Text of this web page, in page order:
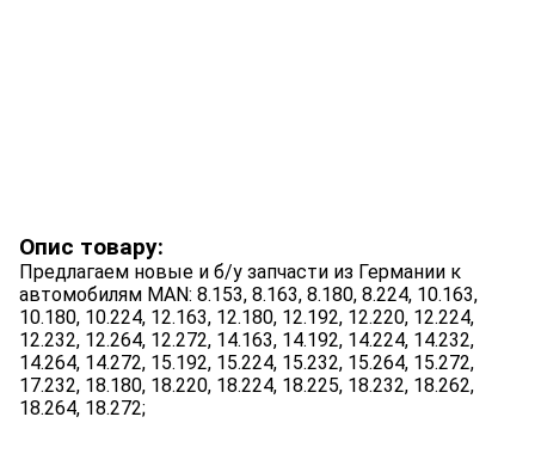
Опис товару:
Предлагаем новые и б/у запчасти из Германии к
автомобилям MAN: 8.153, 8.163, 8.180, 8.224, 10.163,
10.180, 10.224, 12.163, 12.180, 12.192, 12.220, 12.224,
12.232, 12.264, 12.272, 14.163, 14.192, 14.224, 14.232,
14.264, 14.272, 15.192, 15.224, 15.232, 15.264, 15.272,
17.232, 18.180, 18.220, 18.224, 18.225, 18.232, 18.262,
18.264, 18.272;